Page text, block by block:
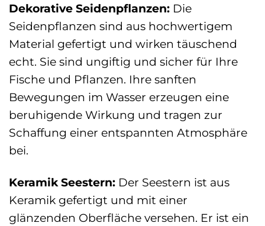
Dekorative Seidenpflanzen: Die
Seidenpflanzen sind aus hochwertigem
Material gefertigt und wirken täuschend
echt. Sie sind ungiftig und sicher für Ihre
Fische und Pflanzen. Ihre sanften
Bewegungen im Wasser erzeugen eine
beruhigende Wirkung und tragen zur
Schaffung einer entspannten Atmosphäre
bei.
Keramik Seestern: Der Seestern ist aus
Keramik gefertigt und mit einer
glänzenden Oberfläche versehen. Er ist ein